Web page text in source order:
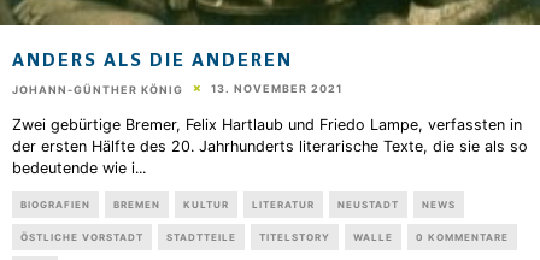
ANDERS ALS DIE ANDEREN
JOHANN-GÜNTHER KÖNIG 13. NOVEMBER 2021
Zwei gebürtige Bremer, Felix Hartlaub und Friedo Lampe, verfassten in
der ersten Hälfte des 20. Jahrhunderts literarische Texte, die sie als so
bedeutende wie i...
BIOGRAFIEN BREMEN KULTUR LITERATUR NEUSTADT NEWS
ÖSTLICHE VORSTADT STADTTEILE TITELSTORY WALLE 0 KOMMENTARE